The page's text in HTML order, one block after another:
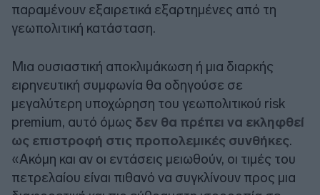
παραμένουν εξαιρετικά εξαρτημένες από τη
γεωπολιτική κατάσταση.
Μια ουσιαστική αποκλιμάκωση ή μια διαρκής
ειρηνευτική συμφωνία θα οδηγούσε σε
μεγαλύτερη υποχώρηση του γεωπολιτικού risk
premium, αυτό όμως δεν θα πρέπει να εκληφθεί
ως επιστροφή στις προπολεμικές συνθήκες.
«Ακόμη και αν οι εντάσεις μειωθούν, οι τιμές του
πετρελαίου είναι πιθανό να συγκλίνουν προς μια